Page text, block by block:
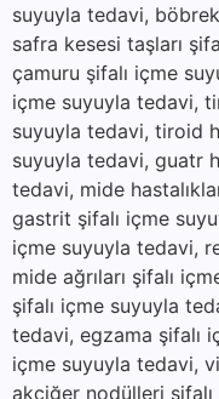
suyuyla tedavi,
safra kesesi taşları
çamuru şifalı içme
içme suyuyla tedavi,
suyuyla tedavi, tiroid
suyuyla tedavi, guatr
tedavi, mide
gastrit şifalı içme
içme suyuyla tedavi,
mide ağrıları şifalı
şifalı içme suyuyla
tedavi, egzama şifalı
içme suyuyla tedavi,
akciğer nodülleri şifalı